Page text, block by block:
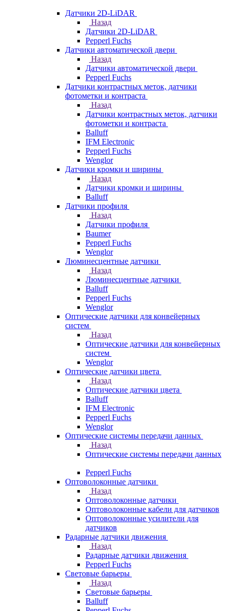
Датчики 2D-LiDAR
Назад
Датчики 2D-LiDAR
Pepperl Fuchs
Датчики автоматической двери
Назад
Датчики автоматической двери
Pepperl Fuchs
Датчики контрастных меток, датчики
фотометки и контраста
Назад
Датчики контрастных меток, датчики
фотометки и контраста
Balluff
IFM Electronic
Pepperl Fuchs
Wenglor
Датчики кромки и ширины
Назад
Датчики кромки и ширины
Balluff
Датчики профиля
Назад
Датчики профиля
Baumer
Pepperl Fuchs
Wenglor
Люминесцентные датчики
Назад
Люминесцентные датчики
Balluff
Pepperl Fuchs
Wenglor
Оптические датчики для конвейерных
систем
Назад
Оптические датчики для конвейерных
систем
Wenglor
Оптические датчики цвета
Назад
Оптические датчики цвета
Balluff
IFM Electronic
Pepperl Fuchs
Wenglor
Оптические системы передачи данных
Назад
Оптические системы передачи данных
Pepperl Fuchs
Оптоволоконные датчики
Назад
Оптоволоконные датчики
Оптоволоконные кабели для датчиков
Оптоволоконные усилители для
датчиков
Радарные датчики движения
Назад
Радарные датчики движения
Pepperl Fuchs
Световые барьеры
Назад
Световые барьеры
Balluff